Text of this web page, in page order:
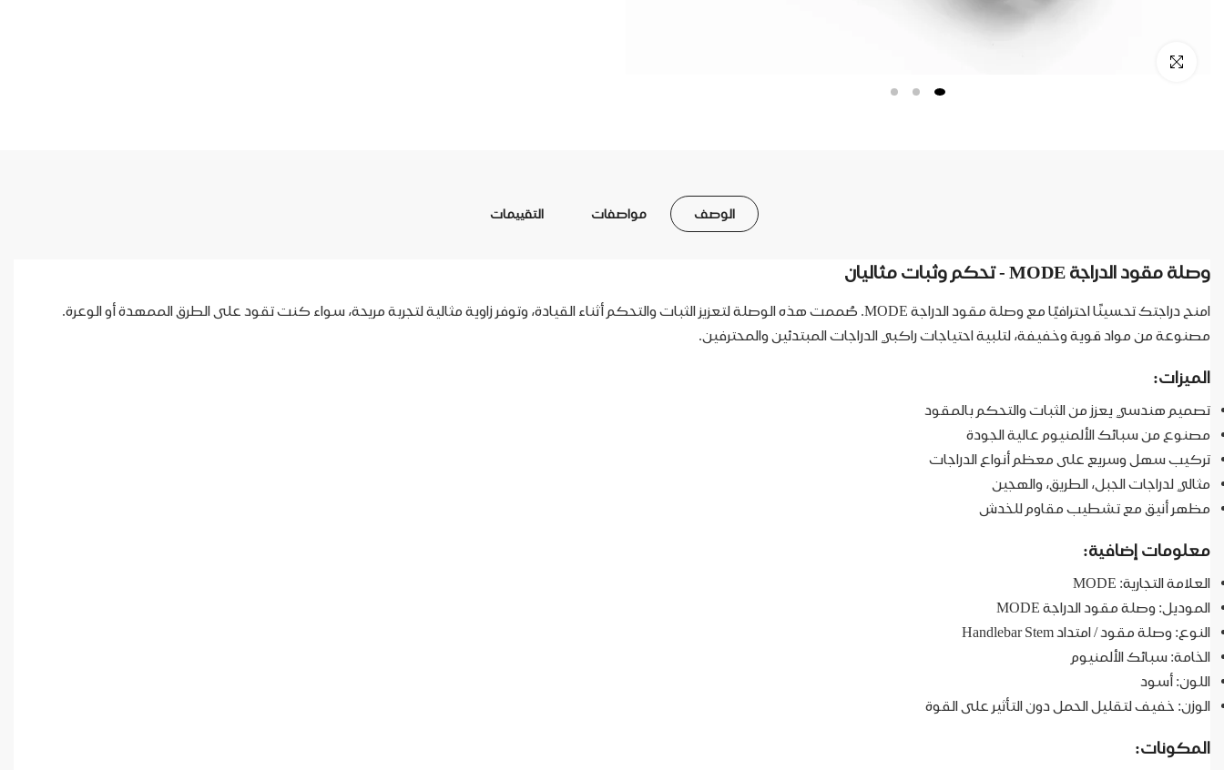
الوصف مواصفات التقييمات
وصلة مقود الدراجة MODE - تحكم وثبات مثاليان
امنح دراجتك تحسينًا احترافيًا مع وصلة مقود الدراجة MODE. صُممت هذه الوصلة لتعزيز الثبات والتحكم أثناء القيادة، وتوفر زاوية مثالية لتجربة مريحة، سواء كنت تقود على الطرق الممهدة أو الوعرة.
مصنوعة من مواد قوية وخفيفة، لتلبية احتياجات راكبي الدراجات المبتدئين والمحترفين.
الميزات:
تصميم هندسي يعزز من الثبات والتحكم بالمقود
مصنوع من سبائك الألمنيوم عالية الجودة
تركيب سهل وسريع على معظم أنواع الدراجات
مثالي لدراجات الجبل، الطريق، والهجين
مظهر أنيق مع تشطيب مقاوم للخدش
معلومات إضافية:
العلامة التجارية: MODE
الموديل: وصلة مقود الدراجة MODE
النوع: وصلة مقود / امتداد Handlebar Stem
الخامة: سبائك الألمنيوم
اللون: أسود
الوزن: خفيف لتقليل الحمل دون التأثير على القوة
المكونات: